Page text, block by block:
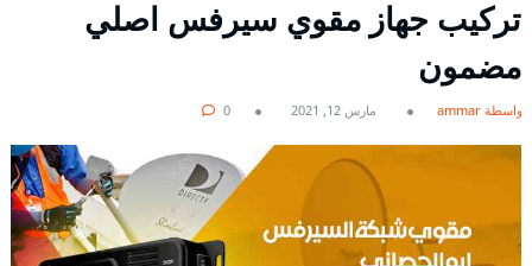
تركيب جهاز مقوي سيرفس اصلي
مضمون
بواسطة ammar مارس 12, 2021 0